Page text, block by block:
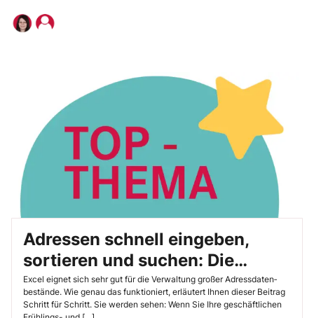
Adressen schnell eingeben,
sortieren und suchen: Die
besten Tipps für alle aktuellen
Excel-Versionen
Excel eignet sich sehr gut für die Verwaltung großer Adressdaten­
bestände. Wie genau das funktioniert, erläutert Ihnen dieser Beitrag
Schritt für Schritt. Sie werden sehen: Wenn Sie Ihre geschäftlichen